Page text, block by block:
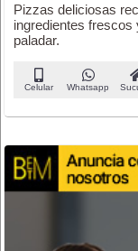
Pizzas deliciosas
ingredientes frescos
paladar.
Celular Whatsapp